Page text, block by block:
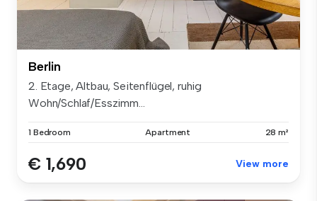
Berlin
2. Etage, Altbau, Seitenflügel, ruhig
Wohn/Schlaf/Esszimm...
1 Bedroom Apartment 28 m²
€ 1,690 View more